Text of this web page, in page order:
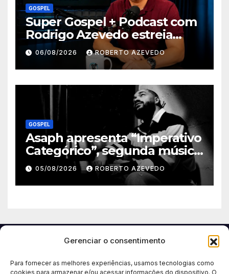
Gerenciar o consentimento
Para fornecer as melhores experiências, usamos tecnologias como
cookies para armazenar e/ou acessar informações do dispositivo. O
GOSPEL
Super Gospel + Podcast com
Rodrigo Azevedo estreia
nova temporada e reúne
grandes nomes da música
gospel brasileira
06/08/2026 ROBERTO AZEVEDO
GOSPEL
Asaph apresenta “Imperativo
Categórico”, segunda música
de trabalho de seu novo
álbum pela Onimusic
05/08/2026 ROBERTO AZEVEDO